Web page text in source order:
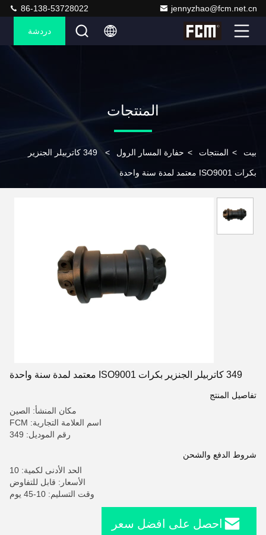
jennyzhao@fcm.net.cn
86-138-53728022
دردشة
المنتجات
بيت > المنتجات > حفارة المسار الرول > 349 كاتربيلر الجنزير
بكرات ISO9001 معتمد لمدة سنة واحدة
349 كاتربيلر الجنزير بكرات ISO9001 معتمد لمدة سنة واحدة
تفاصيل المنتج
مكان المنشأ: الصين
اسم العلامة التجارية: FCM
رقم الموديل: 349
شروط الدفع والشحن
الحد الأدنى لكمية: 10
الأسعار: قابل للتفاوض
وقت التسليم: 10-45 يوم
احصل على افضل سعر